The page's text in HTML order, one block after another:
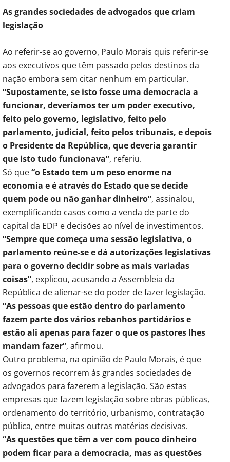
As grandes sociedades de advogados que criam
legislação
Ao referir-se ao governo, Paulo Morais quis referir-se
aos executivos que têm passado pelos destinos da
nação embora sem citar nenhum em particular.
“Supostamente, se isto fosse uma democracia a
funcionar, deveríamos ter um poder executivo,
feito pelo governo, legislativo, feito pelo
parlamento, judicial, feito pelos tribunais, e depois
o Presidente da República, que deveria garantir
que isto tudo funcionava”, referiu.
Só que“o Estado tem um peso enorme na
economia e é através do Estado que se decide
quem pode ou não ganhar dinheiro”, assinalou,
exemplificando casos como a venda de parte do
capital da EDP e decisões ao nível de investimentos.
“Sempre que começa uma sessão legislativa, o
parlamento reúne-se e dá autorizações legislativas
para o governo decidir sobre as mais variadas
coisas”, explicou, acusando a Assembleia da
República de alienar-se do poder de fazer legislação.
“As pessoas que estão dentro do parlamento
fazem parte dos vários rebanhos partidários e
estão ali apenas para fazer o que os pastores lhes
mandam fazer”, afirmou.
Outro problema, na opinião de Paulo Morais, é que
os governos recorrem às grandes sociedades de
advogados para fazerem a legislação. São estas
empresas que fazem legislação sobre obras públicas,
ordenamento do território, urbanismo, contratação
pública, entre muitas outras matérias decisivas.
“As questões que têm a ver com pouco dinheiro
podem ficar para a democracia, mas as questões